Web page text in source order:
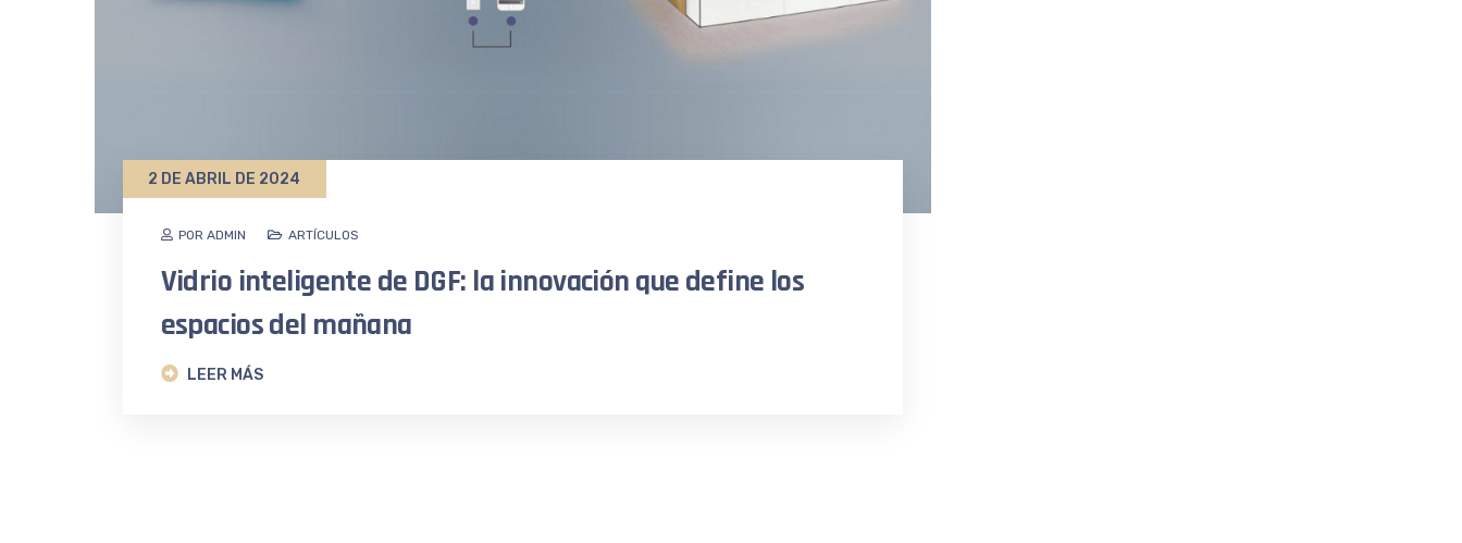
POR ADMIN
2 DE ABRIL DE 2024
ARTÍCULOS
Vidrio inteligente de DGF: la innovación que define los
espacios del mañana
LEER MÁS